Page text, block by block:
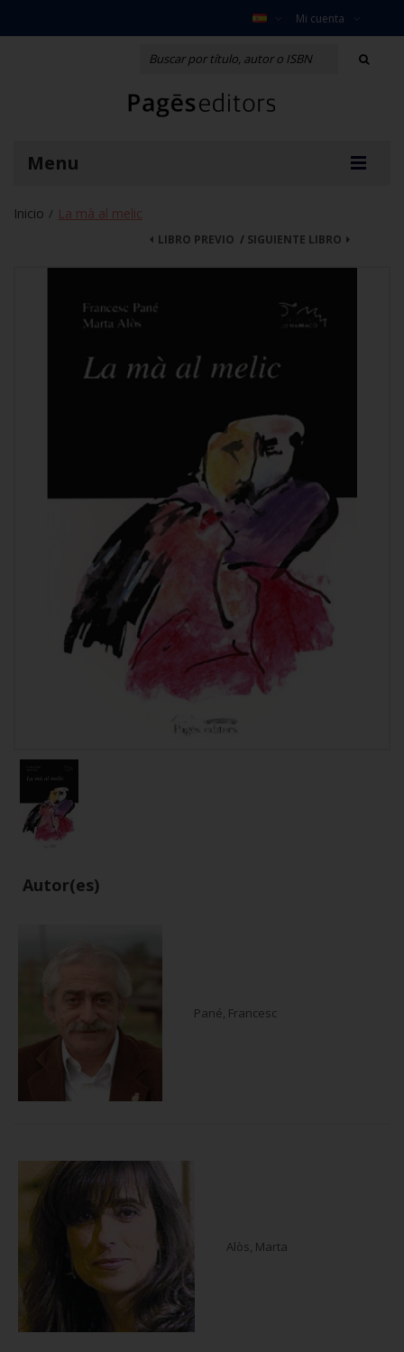
Mi cuenta
Menu
Inicio / La mà al melic
SIGUIENTE LIBRO
LIBRO PREVIO /
Autor(es)
Pané, Francesc
Alòs, Marta